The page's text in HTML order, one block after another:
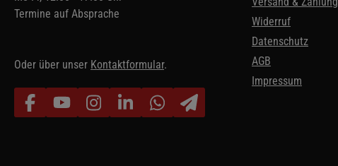
Termine auf Absprache
Oder über unser Kontaktformular.
Widerruf
Datenschutz
AGB
Impressum